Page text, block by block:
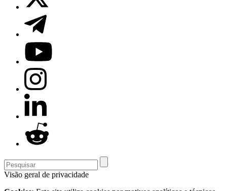
Visão geral de privacidade